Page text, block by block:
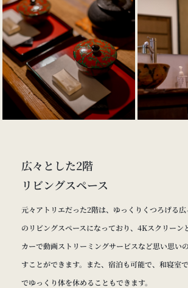
広々とした2階
リビングスペース
元々アトリエだった2階は、ゆっくりくつろげる
のリビングスペースになっており、4Kスクリーン
カーで動画ストリーミングサービスなど思い思い
すことができます。また、宿泊も可能で、和寝室
でゆっくり体を休めることもできます。